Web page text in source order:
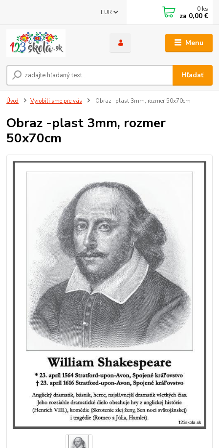
Menu
EUR
Hľadať
0 ks
za 0,00 €
Úvod Vyrobili sme pre vás Obraz -plast 3mm, rozmer 50x70cm
Obraz -plast 3mm, rozmer
50x70cm